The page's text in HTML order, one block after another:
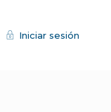
Iniciar sesión